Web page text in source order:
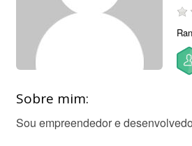
Sobre mim:
Sou empreendedor e